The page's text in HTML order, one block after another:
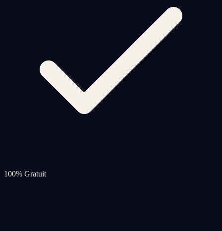
100% Gratuit